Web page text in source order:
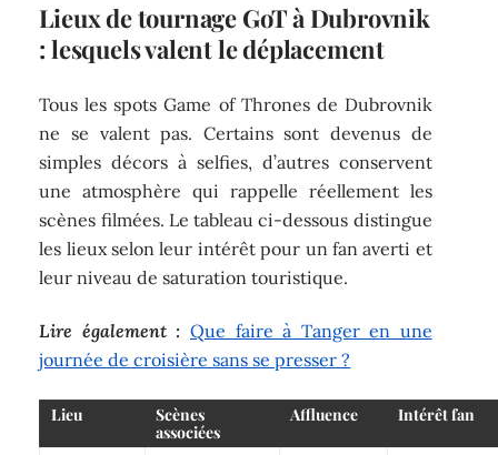
Lieux de tournage GoT à Dubrovnik
: lesquels valent le déplacement
Tous les spots Game of Thrones de Dubrovnik
ne se valent pas. Certains sont devenus de
simples décors à selfies, d’autres conservent
une atmosphère qui rappelle réellement les
scènes filmées. Le tableau ci-dessous distingue
les lieux selon leur intérêt pour un fan averti et
leur niveau de saturation touristique.
Lire également : Que faire à Tanger en une
journée de croisière sans se presser ?
Lieu
Scènes
associées
Affluence Intérêt fan